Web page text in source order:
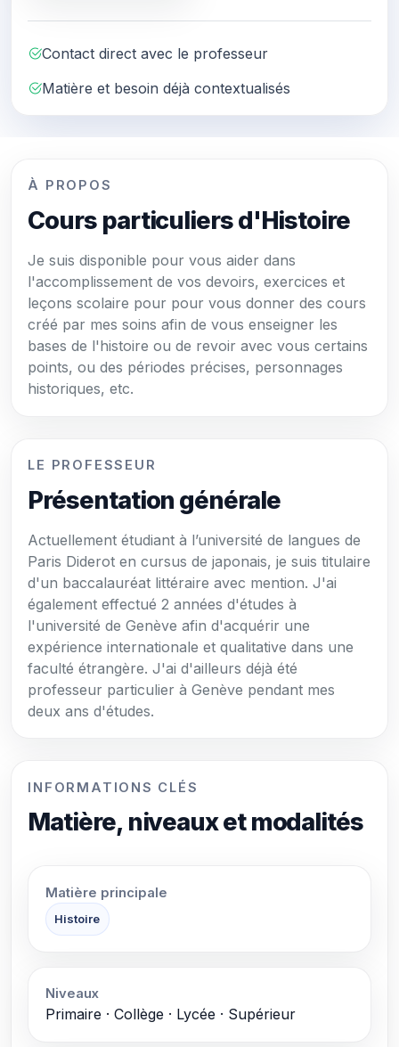
Contact direct avec le professeur
Matière et besoin déjà contextualisés
À PROPOS
Cours particuliers d'Histoire
Je suis disponible pour vous aider dans
l'accomplissement de vos devoirs, exercices et
leçons scolaire pour pour vous donner des cours
créé par mes soins afin de vous enseigner les
bases de l'histoire ou de revoir avec vous certains
points, ou des périodes précises, personnages
historiques, etc.
LE PROFESSEUR
Présentation générale
Actuellement étudiant à l’université de langues de
Paris Diderot en cursus de japonais, je suis titulaire
d'un baccalauréat littéraire avec mention. J'ai
également effectué 2 années d'études à
l'université de Genève afin d'acquérir une
expérience internationale et qualitative dans une
faculté étrangère. J'ai d'ailleurs déjà été
professeur particulier à Genève pendant mes
deux ans d'études.
INFORMATIONS CLÉS
Matière, niveaux et modalités
Matière principale
Histoire
Niveaux
Primaire · Collège · Lycée · Supérieur